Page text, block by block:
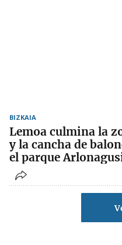
BIZKAIA
Lemoa culmina la
y la cancha de
el parque